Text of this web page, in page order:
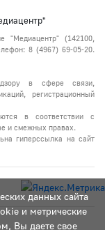
данных сайта
и метрические
Вы даете свое
"Медиацентр" (142100,
8 (4967) 69-05-20.
в сфере связи,
регистрационный
в соответствии с
и смежных правах.
гиперссылка на сайт